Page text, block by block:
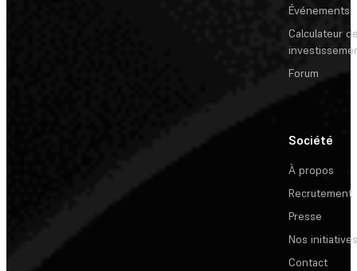
Événements
Calculateur
Forum
Société
À propos
Recrutement
Presse
Nos initiatives
Contact